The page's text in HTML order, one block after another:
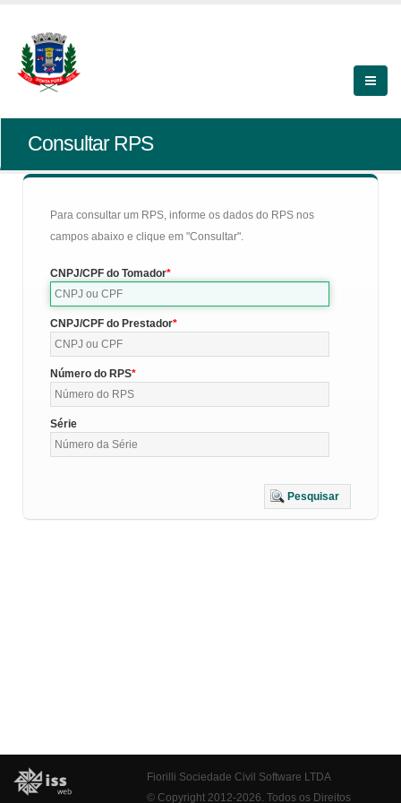
Consultar RPS
Para consultar um RPS, informe os dados do RPS nos
campos abaixo e clique em "Consultar".
CNPJ/CPF do Tomador
CNPJ/CPF do Prestador
Número do RPS
Série
Pesquisar
Fiorilli Sociedade Civil Software LTDA
© Copyright 2012-2026. Todos os Direitos